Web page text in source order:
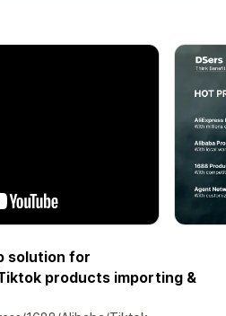
solution for
products importing &